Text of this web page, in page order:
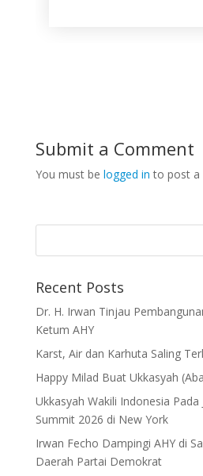
Submit a Comment
You must be logged in to post a
Recent Posts
Dr. H. Irwan Tinjau
Ketum AHY
Karst, Air dan Karhuta Saling
Happy Milad Buat Ukkasyah
Ukkasyah Wakili Indonesia Pada
Summit 2026 di New York
Irwan Fecho Dampingi AHY di
Daerah Partai Demokrat